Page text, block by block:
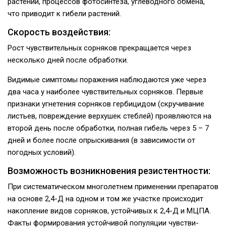
что приводит к гибели растений.
Скорость воздействия:
Рост чувствительных сорняков прекращается через
несколько дней после обработки.
Видимые симптомы поражения наблюдаются уже через
два часа у наиболее чувствительных сорняков. Первые
признаки угнетения сор­няков гербицидом (скручивание
листьев, по­вреждение верхушек стеблей) проявляются на
второй день после обработки, полная гибель через 5 – 7
дней и более после опрыскивания (в зависимости от
погодных условий).
Возможность возникновения резистентности:
При систематическом многолетнем приме­нении препаратов
на основе 2,4-Д на одном и том же участке происходит
накопление видов сорняков, устойчивых к 2,4-Д и МЦПА.
Факты формирования устойчивой популяции чувстви­